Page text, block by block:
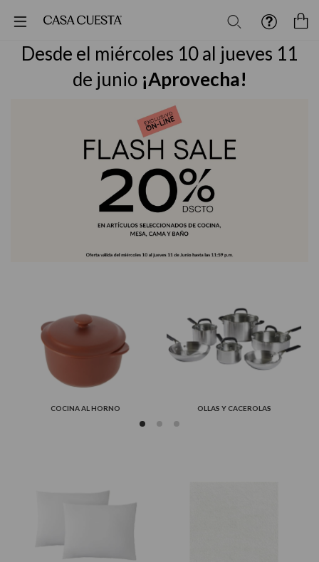
Buscar
Desde el miércoles 10 al jueves 11
de junio ¡Aprovecha!
COCINA AL HORNO OLLAS Y CACEROLAS